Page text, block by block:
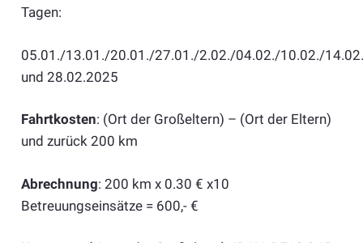
Tagen:
05.01./13.01./20.01./27.01./2.02./04.02./10.02./
und 28.02.2025
Fahrtkosten: (Ort der Großeltern) – (Ort der Eltern)
und zurück 200 km
Abrechnung: 200 km x 0.30 € x10
Betreuungseinsätze = 600,- €